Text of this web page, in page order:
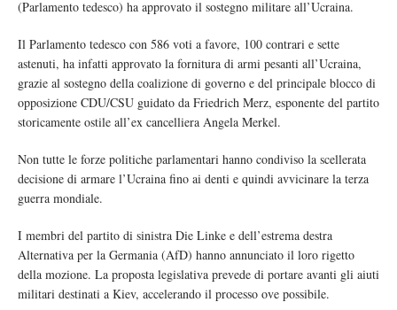
(Parlamento tedesco) ha approvato il sostegno militare all’Ucraina.
Il Parlamento tedesco con 586 voti a favore, 100 contrari e sette
astenuti, ha infatti approvato la fornitura di armi pesanti all’Ucraina,
grazie al sostegno della coalizione di governo e del principale blocco di
opposizione CDU/CSU guidato da Friedrich Merz, esponente del partito
storicamente ostile all’ex cancelliera Angela Merkel.
Non tutte le forze politiche parlamentari hanno condiviso la scellerata
decisione di armare l’Ucraina fino ai denti e quindi avvicinare la terza
guerra mondiale.
I membri del partito di sinistra Die Linke e dell’estrema destra
Alternativa per la Germania (AfD) hanno annunciato il loro rigetto
della mozione. La proposta legislativa prevede di portare avanti gli aiuti
militari destinati a Kiev, accelerando il processo ove possibile.